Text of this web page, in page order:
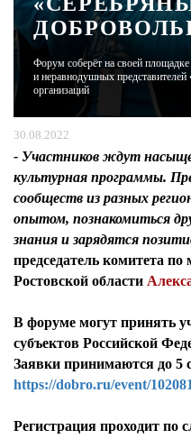
Форум соберёт на своей
и неравнодушных
организаций
30.08.2022
- Участников ждут
культурная программы.
сообществ из разных
опытом, познакомиться
знания и зарядятся
председатель комитета
Ростовской области
В форуме могут принять
субъектов Российской
Заявки принимаются до 5
https://dobro.ru/event/
Регистрация проходит